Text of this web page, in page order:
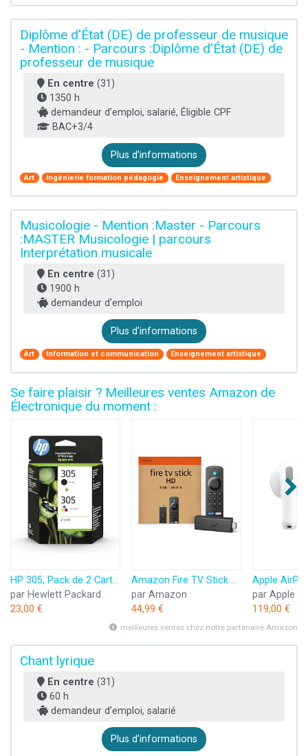
Diplôme d'État (DE) de professeur de musique
- Mention : - Parcours :Diplôme d'État (DE) de
professeur de musique
En centre (31)
1350 h
demandeur d’emploi, salarié, Éligible CPF
BAC+3/4
Plus d'informations
Art Ingénierie formation pédagogie Enseignement artistique
Musicologie - Mention :Master - Parcours
:MASTER Musicologie | parcours
Interprétation musicale
En centre (31)
1900 h
demandeur d’emploi
Plus d'informations
Art Information et communication Enseignement artistique
Se faire plaisir ? Meilleures ventes Amazon de
Électronique du moment :
HP 305, Pack de 2 Cartouches d’Encre Originales, 6ZD17AE, Noir, Cyan, Jaune, Magenta
par Hewlett Packard
23,00 €
Amazon Fire TV Stick HD (Nouvelle génération) | TV gratuite et en direct, télécommande vocale Alexa, contrôle de la maison connectée, streaming HD
par Amazon
44,99 €
par Apple
119,00 €
meilleures ventes chez notre partenaire Amazon
Chant lyrique
En centre (31)
60 h
demandeur d’emploi, salarié
Plus d'informations